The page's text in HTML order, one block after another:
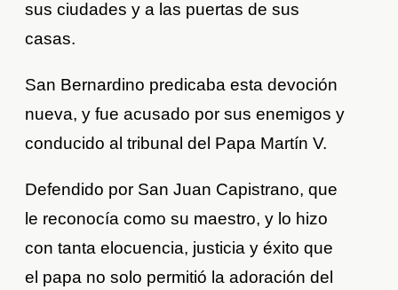
sus ciudades y a las puertas de sus
casas.
San Bernardino predicaba esta devoción
nueva, y fue acusado por sus enemigos y
conducido al tribunal del Papa Martín V.
Defendido por San Juan Capistrano, que
le reconocía como su maestro, y lo hizo
con tanta elocuencia, justicia y éxito que
el papa no solo permitió la adoración del